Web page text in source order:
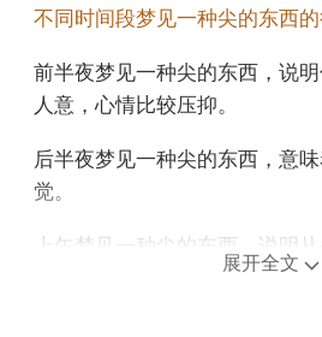
不同时间段梦见一种尖的东西
前半夜梦见一种尖的东西，说
人意，心情比较压抑。
后半夜梦见一种尖的东西，意
觉。
上午梦见一种尖的东西，说明
会走向成功的关键所在。展开全文